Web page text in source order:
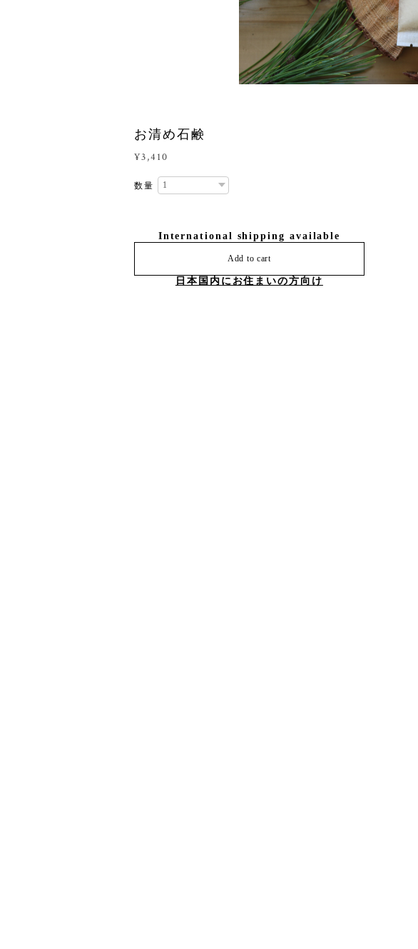
お清め石鹸
¥3,410
数量
International shipping available
Add to cart
日本国内にお住まいの方向け